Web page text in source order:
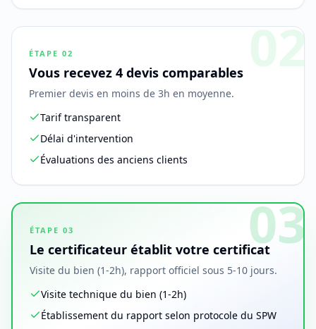
02
ÉTAPE 02
Vous recevez 4 devis comparables
Premier devis en moins de 3h en moyenne.
Tarif transparent
Délai d'intervention
Évaluations des anciens clients
03
ÉTAPE 03
Le certificateur établit votre certificat
Visite du bien (1-2h), rapport officiel sous 5-10 jours.
Visite technique du bien (1-2h)
Établissement du rapport selon protocole du SPW